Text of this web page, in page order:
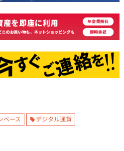
ベース
デジタル通貨